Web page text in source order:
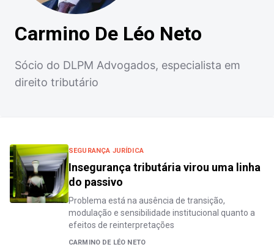
Carmino De Léo Neto
Sócio do DLPM Advogados, especialista em
direito tributário
SEGURANÇA JURÍDICA
Insegurança tributária virou uma linha
do passivo
Problema está na ausência de transição,
modulação e sensibilidade institucional quanto a
efeitos de reinterpretações
CARMINO DE LÉO NETO